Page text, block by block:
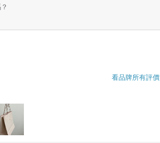
看品牌所有評價